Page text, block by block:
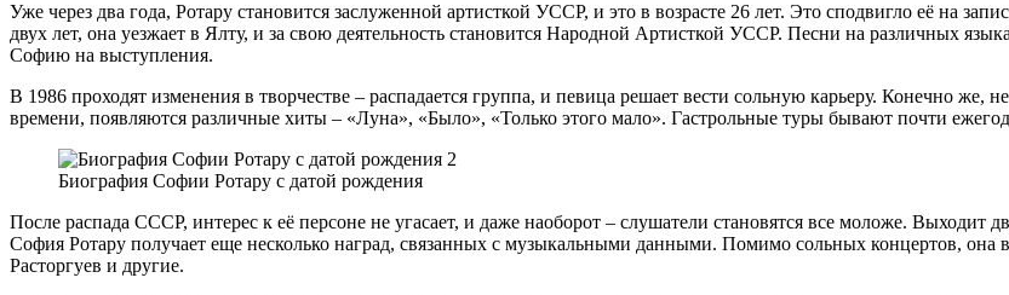
Уже через два года, Ротару становится заслуженной артисткой УССР, и это в возрасте 26 лет. Это сподвигло её на
двух лет, она уезжает в Ялту, и за свою деятельность становится Народной Артисткой УССР. Песни на различных
Софию на выступления.
В 1986 проходят изменения в творчестве – распадается группа, и певица решает вести сольную карьеру. Конечно же,
времени, появляются различные хиты – «Луна», «Было», «Только этого мало». Гастрольные туры бывают почти
Биография Софии Ротару с датой рождения
После распада СССР, интерес к её персоне не угасает, и даже наоборот – слушатели становятся все моложе.
София Ротару получает еще несколько наград, связанных с музыкальными данными. Помимо сольных концертов,
Расторгуев и другие.